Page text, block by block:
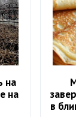
на
на
в